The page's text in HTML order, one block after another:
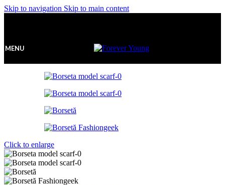
Skip to navigation Skip to main content
MENU
Click to enlarge